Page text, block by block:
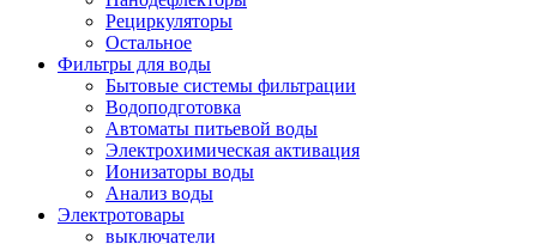
Рециркуляторы
Остальное
Фильтры для воды
Бытовые системы фильтрации
Водоподготовка
Автоматы питьевой воды
Электрохимическая активация
Ионизаторы воды
Анализ воды
Электротовары
выключатели